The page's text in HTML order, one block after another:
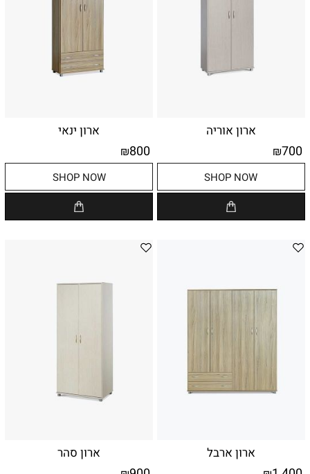
ארון אוריה
₪700
SHOP NOW
ארון ינאי
₪800
SHOP NOW
ארון ארבל ארון סהר